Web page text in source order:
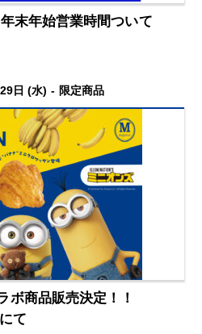
末年始営業時間ついて
日 (水) - 限定商品
ボ商品販売決定！！
て